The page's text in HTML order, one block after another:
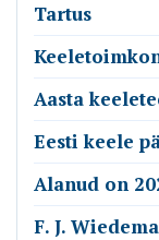
Tartus
Aasta
Eesti keele
Alanud on
F. J.